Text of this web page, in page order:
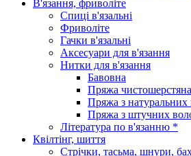
В'язання, фриволіте
Спиці в'язальні
Фриволіте
Гачки в'язальні
Аксесуари для в'язання
Нитки для в'язання
Бавовна
Пряжа чистошерстяна
Пряжа з натуральних
Пряжа з штучних
Література по в'язанню *
Квілтінг, шиття
Стрічки, тасьма, шнури,